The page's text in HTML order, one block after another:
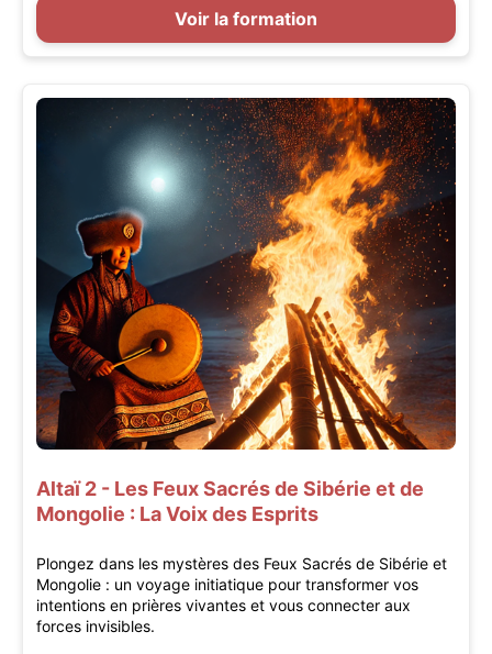
Voir la formation
Altaï 2 - Les Feux Sacrés de Sibérie et de
Mongolie : La Voix des Esprits
Plongez dans les mystères des Feux Sacrés de Sibérie et
Mongolie : un voyage initiatique pour transformer vos
intentions en prières vivantes et vous connecter aux
forces invisibles.